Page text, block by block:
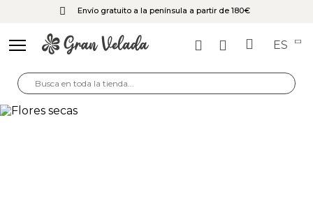
Envío gratuito a la península a partir de 180€
ES